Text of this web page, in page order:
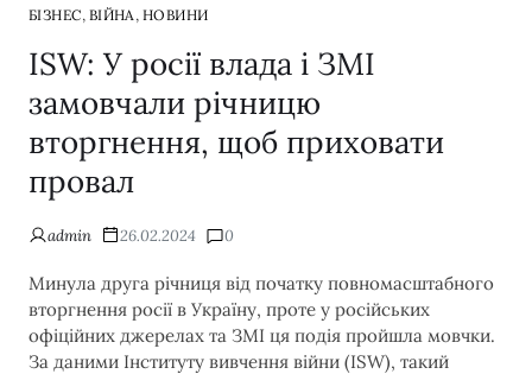
БІЗНЕС, ВІЙНА , НОВИНИ
ISW: У росії влада і ЗМІ
замовчали річницю
вторгнення, щоб приховати
провал
admin 26.02.2024 0
Минула друга річниця від початку повномасштабного
вторгнення росії в Україну, проте у російських
офіційних джерелах та ЗМІ ця подія пройшла мовчки.
За даними Інституту вивчення війни (ISW), такий